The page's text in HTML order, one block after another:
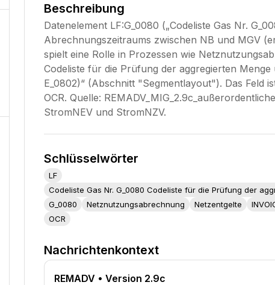
Beschreibung
Datenelement LF:G_0080 („Codeliste Gas Nr.
Abrechnungszeitraums zwischen NB und MGV
spielt eine Rolle in Prozessen wie
Codeliste für die Prüfung der aggregierten
E_0802)“ (Abschnitt "Segmentlayout"). Das Feld
OCR. Quelle:
StromNEV und StromNZV.
Schlüsselwörter
LF
G_0080
Netznutzungsabrechnung Netzentgelte
OCR
Nachrichtenkontext
REMADV • Version 2.9c